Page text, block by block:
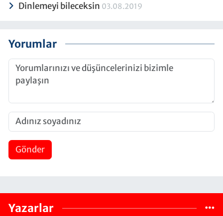
Dinlemeyi bileceksin 03.08.2019
Yorumlar
Gönder
Yazarlar